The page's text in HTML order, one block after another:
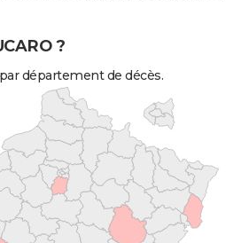
?
département de décès.